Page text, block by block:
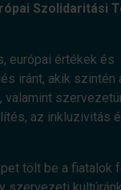
Szolidaritási
európai értékek és
iránt, akik szintén
valamint
az inkluzivitás
tölt be a fiatalok